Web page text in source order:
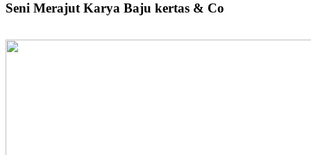
Seni Merajut Karya Baju kertas & Co